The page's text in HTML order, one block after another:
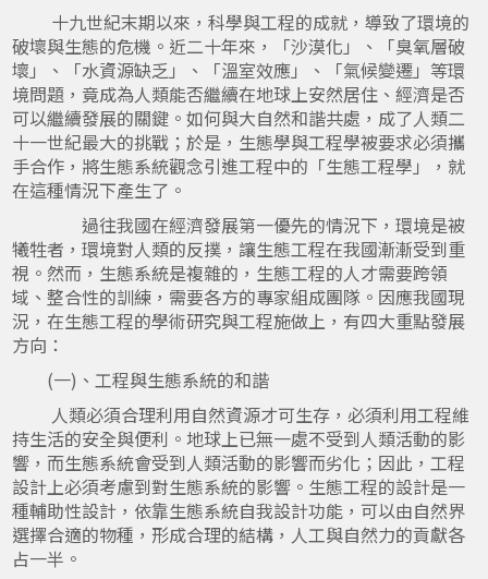
十九世紀末期以來，科學與工程的成就，導致了環境的
破壞與生態的危機。近二十年來，「沙漠化」、「臭氧層破
壞」、「水資源缺乏」、「溫室效應」、「氣候變遷」等環
境問題，竟成為人類能否繼續在地球上安然居住、經濟是否
可以繼續發展的關鍵。如何與大自然和諧共處，成了人類二
十一世紀最大的挑戰；於是，生態學與工程學被要求必須攜
手合作，將生態系統觀念引進工程中的「生態工程學」，就
在這種情況下產生了。
過往我國在經濟發展第一優先的情況下，環境是被
犧牲者，環境對人類的反撲，讓生態工程在我國漸漸受到重
視。然而，生態系統是複雜的，生態工程的人才需要跨領
域、整合性的訓練，需要各方的專家組成團隊。因應我國現
況，在生態工程的學術研究與工程施做上，有四大重點發展
方向：
(一)、工程與生態系統的和諧
人類必須合理利用自然資源才可生存，必須利用工程維
持生活的安全與便利。地球上已無一處不受到人類活動的影
響，而生態系統會受到人類活動的影響而劣化；因此，工程
設計上必須考慮到對生態系統的影響。生態工程的設計是一
種輔助性設計，依靠生態系統自我設計功能，可以由自然界
選擇合適的物種，形成合理的結構，人工與自然力的貢獻各
占一半。